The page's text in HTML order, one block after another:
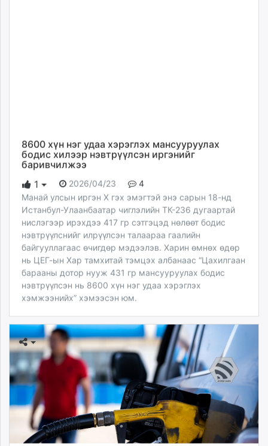
8600 хүн нэг удаа хэрэглэх мансууруулах
бодис хилээр нэвтрүүлсэн иргэнийг
баривчилжээ
1
2026/04/23
4
Манай улсын иргэн Х гэх эмэгтэй энэ сарын 18-нд
Истанбул-Улаанбаатар чиглэлийн ТК-236 дугаартай
нислэгээр ирэхдээ 417 гр сэтгэцэд нөлөөт бодис
нэвтрүүлснийг илрүүлсэн талаараа гаалийн
байгууллагаас өчигдөр мэдээлэв. Харин өмнөх өдөр
нь ЦЕГ-ын Хар тамхитай тэмцэх албанаас “Цахилгаан
барааны дотор нууж 431 гр мансууруулах бодис
нэвтрүүлсэн нь 8600 хүн нэг удаа хэрэглэх
хэмжээнийх” хэмээсэн юм.